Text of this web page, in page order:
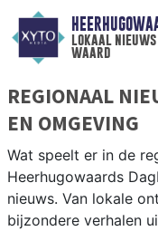
lokaal nieuws
waard
REGIONAAL
EN OMGEVING
Wat speelt er in de
Heerhugowaards
nieuws. Van lokale
bijzondere verhalen